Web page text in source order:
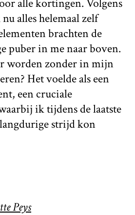
alles helemaal zelf
brachten de
puber in me naar boven.
worden zonder in mijn
Het voelde als een
een cruciale
ik tijdens de laatste
strijd kon
Peys